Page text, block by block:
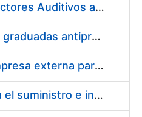
Suministro de Protectores Auditivos a medida para las personas trabajadoras de los Centros de Trabajo de Madrid y Burgos
Suministro de gafas graduadas antiproyecciones para los trabajadores de la FNMT-RCM en los centros de trabajo de Madrid y Burgos
Servicios de una empresa externa para el asesoramiento y resolución de los recursos de alzada que se presentan relacionados con procesos de selección para la FNMT-RCM
Acuerdo marco para el suministro e instalación de persianas, estores y otros complementos